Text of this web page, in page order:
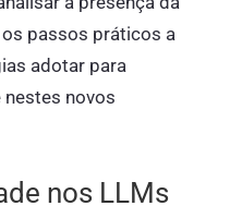
passos práticos a
adotar para
nestes novos
nos LLMs